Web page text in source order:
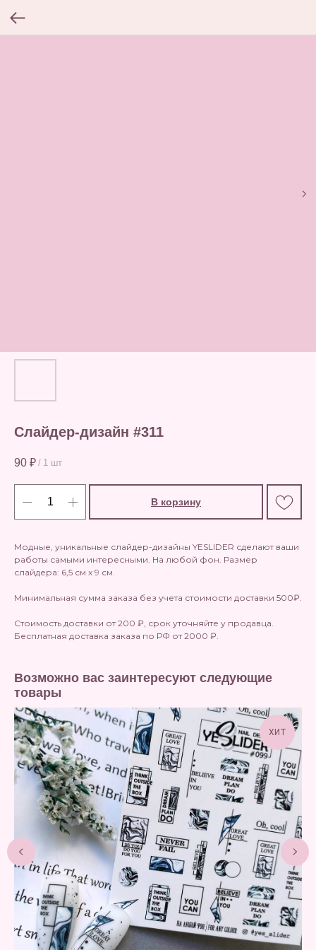
Слайдер-дизайн #311
90 ₽ / 1 шт
В корзину
Модные, уникальные слайдер-дизайны YESLIDER сделают ваши
работы самыми интересными. На любой фон. Размер
слайдера: 6,5 см х 9 см.
Минимальная сумма заказа без учета стоимости доставки 500₽.
Стоимость доставки от 200 ₽, срок уточняйте у продавца.
Бесплатная доставка заказа по РФ от 2000 ₽.
Возможно вас заинтересуют следующие
товары
ХИТ